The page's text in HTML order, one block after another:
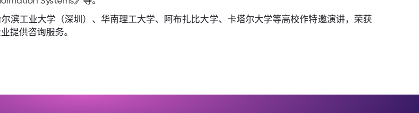
滨工业大学（深圳）、华南理工大学、阿布扎比大学、卡塔尔大学等高校作特邀演讲，荣获
提供咨询服务。